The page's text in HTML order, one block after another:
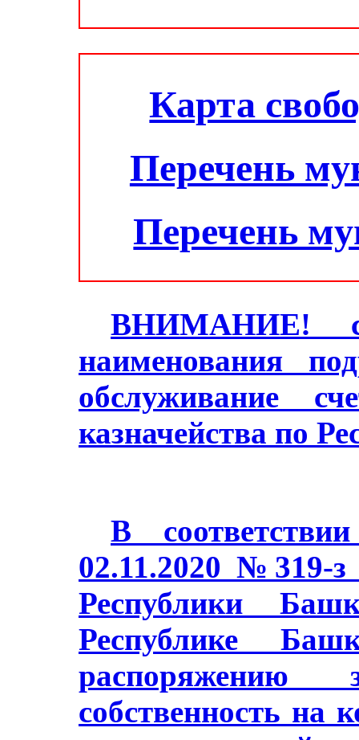
Карта
Перечень
Перечень
ВНИМАНИЕ! с
наименования
обслуживание
казначейства по
В
02.11.2020 №319-
Республики
Республике
распоряжению
собственность на